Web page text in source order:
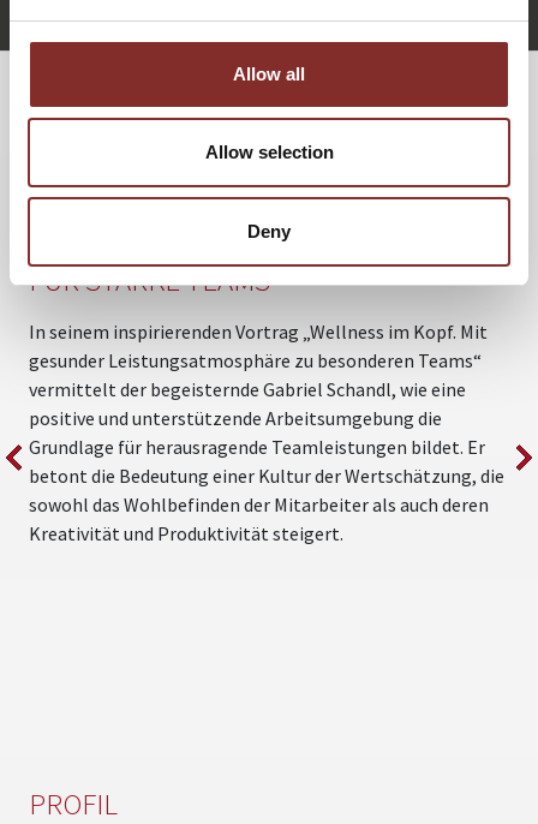
Allow all
Allow selection
Deny
WEITERE VORTRÄGE VON GABRIEL
SCHANDL
WELLNESS IM KOPF. NEUES DENKEN
FÜR STARKE TEAMS
In seinem inspirierenden Vortrag „Wellness im Kopf. Mit
gesunder Leistungsatmosphäre zu besonderen Teams“
vermittelt der begeisternde Gabriel Schandl, wie eine
positive und unterstützende Arbeitsumgebung die
Grundlage für herausragende Teamleistungen bildet. Er
betont die Bedeutung einer Kultur der Wertschätzung, die
sowohl das Wohlbefinden der Mitarbeiter als auch deren
Kreativität und Produktivität steigert.
PROFIL